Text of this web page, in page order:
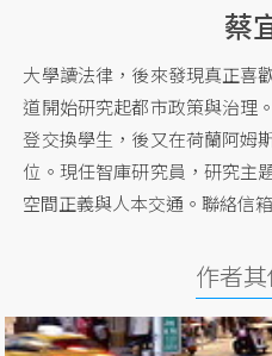
蔡
大學讀法律，後來發現真正喜
道開始研究起都市政策與治理
登交換學生，後又在荷蘭阿姆
位。現任智庫研究員，研究主
空間正義與人本交通。聯絡信
作者